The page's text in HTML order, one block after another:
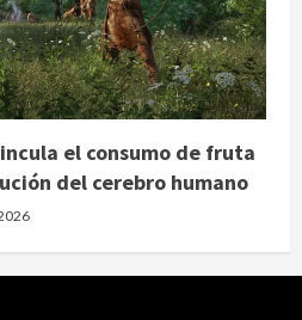
el consumo de fruta
del cerebro humano